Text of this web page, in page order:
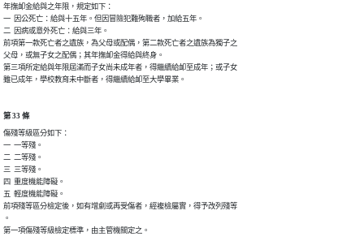
年撫卹金給與之年限，規定如下：
一  因公死亡：給與十五年。但因冒險犯難殉職者，加給五年。
二  因病或意外死亡：給與三年。
前項第一款死亡者之遺族，為父母或配偶，第二款死亡者之遺族為獨子之
父母，或無子女之配偶；其年撫卹金得給與終身。
第三項所定給與年限屆滿而子女尚未成年者，得繼續給卹至成年；或子女
雖已成年，學校教育未中斷者，得繼續給卹至大學畢業。
第 33 條
傷殘等級區分如下：
一  一等殘。
二  二等殘。
三  三等殘。
四  重度機能障礙。
五  輕度機能障礙。
前項殘等區分檢定後，如有增劇或再受傷者，經複檢屬實，得予改列殘等
。
第一項傷殘等級檢定標準，由主管機關定之。